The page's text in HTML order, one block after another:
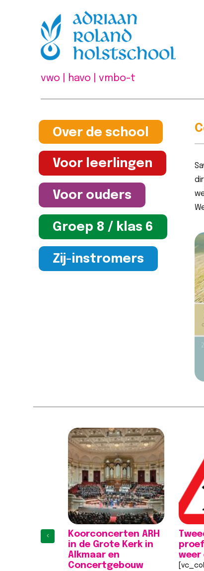
vwo | havo | vmbo-t
Over de school
Voor leerlingen
Voor ouders
Groep 8 / klas 6
Zij-instromers
Koorconcerten ARH
in de Grote Kerk in
Alkmaar en
Concertgebouw
weer
‹